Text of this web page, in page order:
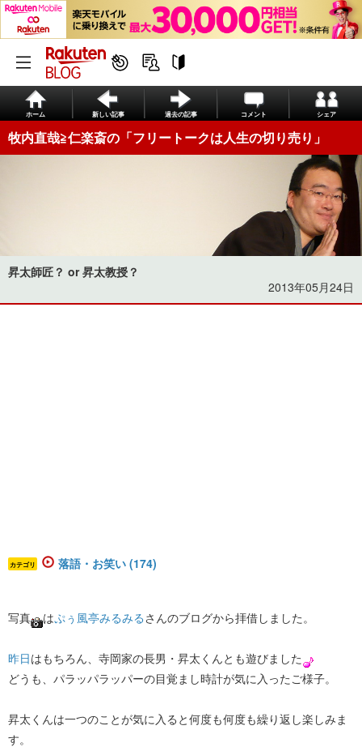
ホーム 新しい記事 過去の記事 コメント シェア
牧内直哉≧仁楽斎の「フリートークは人生の切り売り」
昇太師匠？ or 昇太教授？
2013年05月24日
カテゴリ 落語・お笑い (174)
写真 はぷぅ風亭みるみるさんのブログから拝借しました。
昨日はもちろん、寺岡家の長男・昇太くんとも遊びました
どうも、パラッパラッパーの目覚まし時計が気に入ったご様子。
昇太くんは一つのことが気に入ると何度も何度も繰り返し楽しみま
す。